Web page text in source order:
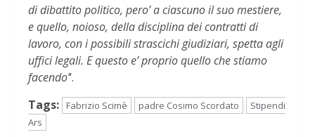
di dibattito politico, pero’ a ciascuno il suo mestiere,
e quello, noioso, della disciplina dei contratti di
lavoro, con i possibili strascichi giudiziari, spetta agli
uffici legali. E questo e’ proprio quello che stiamo
facendo’‘.
Tags:
Fabrizio Scimè padre Cosimo Scordato
Stipendi
Ars